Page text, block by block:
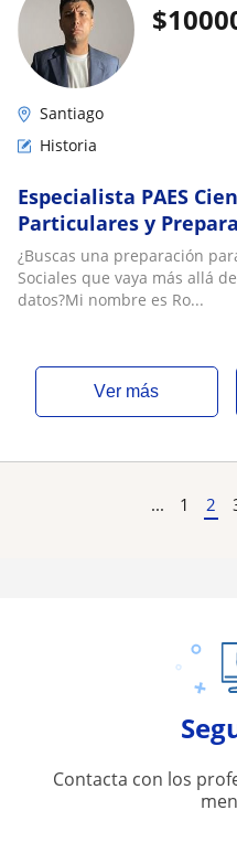
$
Santiago
Historia
Especialista PAES
Particulares y
Rendimiento
¿Buscas una preparación
Sociales que vaya más allá
datos?Mi nombre es Ro...
ver más
... 1 2
Contacta con los